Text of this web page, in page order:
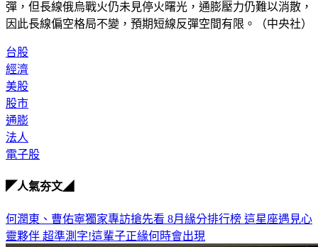
彈，但長線俄烏戰火仍未見停火曙光，通膨壓力仍難以消散，
因此長線偏空格局不變，預期短線反彈空間有限。（中央社）
台股
經濟
美股
股市
通膨
法人
電子股
◤人氣夯文◢
何潤東、曹佑寧獨家專訪搶先看 8月緣分排行榜 這星座遇見心
靈夥伴 超準測字!這輩子正緣何時會出現